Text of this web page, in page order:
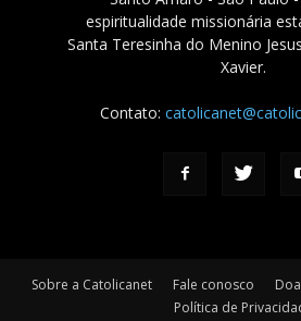
espiritualidade missionária
Santa Teresinha do Menino
Xavier.
Contato:
Sobre a Catolicanet Fale conosco
Política de